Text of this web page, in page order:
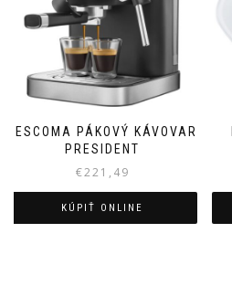
TESCOMA PÁKOVÝ KÁVOVAR
PRESIDENT
€221,49
KÚPIŤ ONLINE